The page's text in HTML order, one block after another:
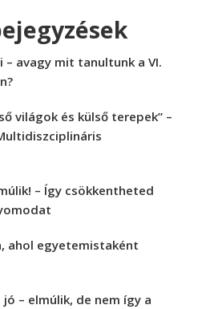
avagy mit tanultunk a VI.
világok és külső terepek” –
– Így csökkentheted
ahol egyetemistaként
– elmúlik, de nem így a